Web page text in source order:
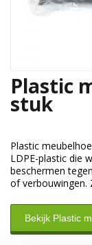
Plastic
stuk
Plastic
LDPE-plastic die
beschermen
of verbouwingen.
Bekijk Plastic